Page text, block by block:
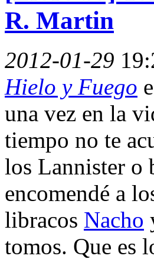
R. Martin
2012-01-29
Hielo y Fuego
una vez en la
tiempo no te
los Lannister o
encomendé a
libracos Nacho
tomos. Que es